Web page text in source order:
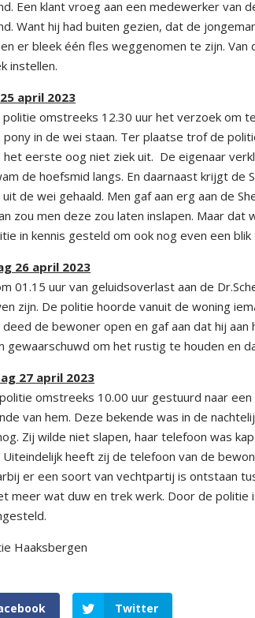
Een klant vroeg aan een medewerker van
Want hij had buiten gezien, dat de
er bleek één fles weggenomen te zijn.
instellen.
april 2023
omstreeks 12.30 uur het verzoek om
pony in de wei staan. Ter plaatse trof de
het eerste oog niet ziek uit. De eigenaar
de hoefsmid langs. En daarnaast krijgt
uit de wei gehaald. Men gaf aan erg aan de
zou men deze zou laten inslapen. Maar
in kennis gesteld om ook nog even een
26 april 2023
01.15 uur van geluidsoverlast aan de
zijn. De politie hoorde vanuit de woning
deed de bewoner open en gaf aan dat hij
gewaarschuwd om het rustig te houden en
27 april 2023
omstreeks 10.00 uur gestuurd naar
van hem. Deze bekende was in de
Zij wilde niet slapen, haar telefoon was
heeft zij de telefoon van de
er een soort van vechtpartij is ontstaan
meer wat duw en trek werk. Door de
Haaksbergen
Twitter